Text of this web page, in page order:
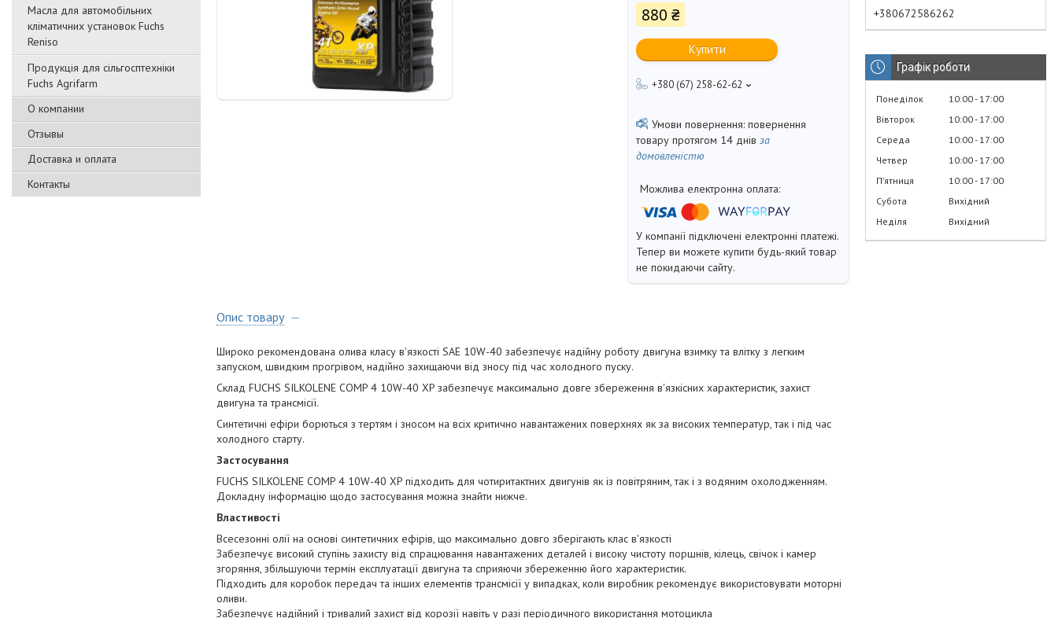
Масла для автомобільних
кліматичних установок Fuchs
Reniso
Продукція для сільгосптехніки
Fuchs Agrifarm
О компании
Отзывы
Доставка и оплата
Контакты
880 ₴
Купити
+380 (67) 258-62-62
повернення
товару протягом 14 днів за
домовленістю
У компанії підключені електронні платежі.
Тепер ви можете купити будь-який товар
не покидаючи сайту.
Опис товару
Широко рекомендована олива класу в'язкості SAE 10W-40 забезпечує надійну роботу двигуна взимку та влітку з легким
запуском, швидким прогрівом, надійно захищаючи від зносу під час холодного пуску.
Склад FUCHS SILKOLENE COMP 4 10W-40 XP забезпечує максимально довге збереження в'язкісних характеристик, захист
двигуна та трансмісії.
Синтетичні ефіри борються з тертям і зносом на всіх критично навантажених поверхнях як за високих температур, так і під час
холодного старту.
Застосування
FUCHS SILKOLENE COMP 4 10W-40 XP підходить для чотиритактних двигунів як із повітряним, так і з водяним охолодженням.
Докладну інформацію щодо застосування можна знайти нижче.
Властивості
Всесезонні олії на основі синтетичних ефірів, що максимально довго зберігають клас в'язкості
Забезпечує високий ступінь захисту від спрацювання навантажених деталей і високу чистоту поршнів, кілець, свічок і камер
згоряння, збільшуючи термін експлуатації двигуна та сприяючи збереженню його характеристик.
Підходить для коробок передач та інших елементів трансмісії у випадках, коли виробник рекомендує використовувати моторні
оливи.
Забезпечує надійний і тривалий захист від корозії навіть у разі періодичного використання мотоцикла
+380672586262
Графік роботи
Понеділок 10:00 17:00
Вівторок
10:00 17:00
Середа
10:00 17:00
Четвер
10:00 17:00
Пʼятниця
10:00 17:00
Субота
Вихідний
Неділя
Вихідний